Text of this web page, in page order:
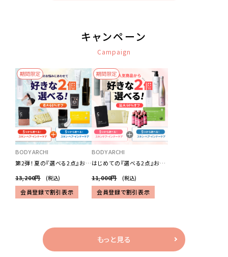
キャンペーン
Campaign
期間限定
BODY ARCHI
第2弾！夏の『選べる2点』お試
13,200円 (税込)
会員登録で割引表示
期間限定
BODY ARCHI
はじめての『選べる2点』お試
11,000円 (税込)
会員登録で割引表示
もっと見る